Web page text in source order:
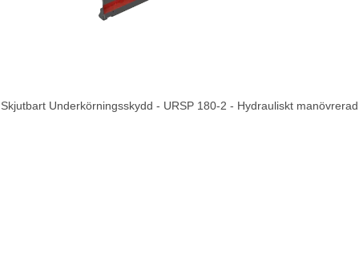
Skjutbart Underkörningsskydd - URSP 180-2 - Hydrauliskt manövrerad